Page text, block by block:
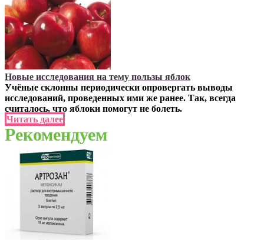
Новые исследования на тему пользы яблок
Учёные склонны периодически опровергать выводы
исследований, проведенных ими же ранее. Так, всегда
считалось, что яблоки помогут не болеть.
Читать далее
Рекомендуем